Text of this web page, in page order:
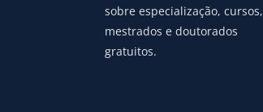
sobre especialização, cursos,
mestrados e doutorados
gratuitos.